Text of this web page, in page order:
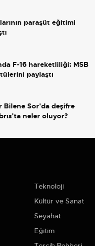
paraşüt eğitimi
F-16 hareketliliği: MSB
paylaştı
Bilene Sor'da deşifre
neler oluyor?
Teknoloji
Kültür ve Sanat
Seyahat
Eğitim